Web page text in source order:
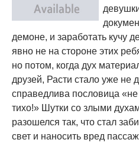
демоне, и заработать кучу
явно не на стороне этих
но потом, когда дух
друзей, Расти стало уже не
справедлива пословица
тихо!» Шутки со злыми
разошелся так, что стал
свет и наносить вред